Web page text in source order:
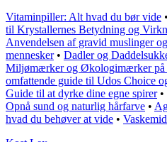
Vitaminpiller: Alt hvad du bør vide •
til Krystallernes Betydning og
Anvendelsen af gravid muslinger
mennesker• Dadler og
Miljømærker og Økologimærker på
omfattende guide til Udos Choice
Guide til at dyrke dine egne spirer•
Opnå sund og naturlig hårfarve •
hvad du behøver at vide •